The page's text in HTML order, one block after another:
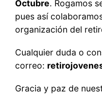
Octubre. Rogamos
pues así
organización del
Cualquier duda o
correo:
Gracia y paz de